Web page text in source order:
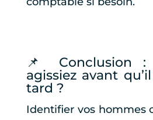
📌 Conclusion
agissiez avant
tard ?
Identifier vos hommes